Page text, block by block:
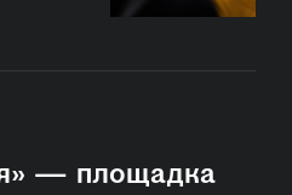
— площадка